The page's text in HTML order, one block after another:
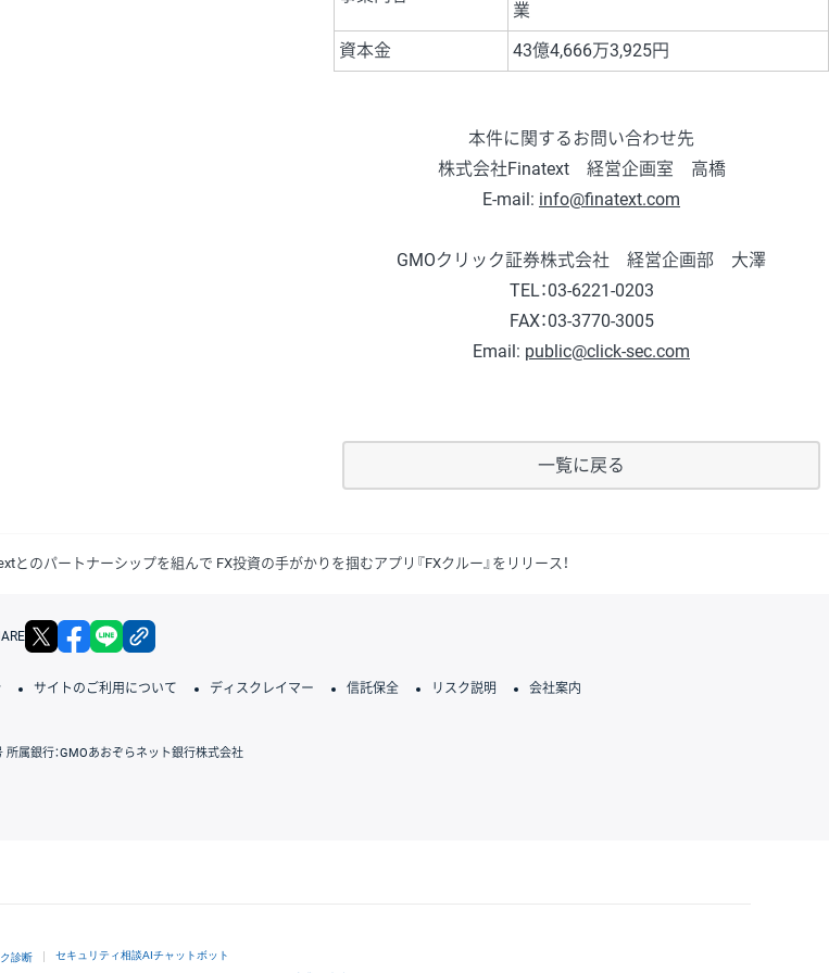
業
資本金
43億4,666万3,925円
本件に関するお問い合わせ先
株式会社Finatext 経営企画室 高橋
E-mail: info@finatext.com
GMOクリック証券株式会社 経営企画部 大澤
TEL：03-6221-0203
FAX：03-3770-3005
Email: public@click-sec.com
一覧に戻る
とのパートナーシップを組んで FX投資の手がかりを掴むアプリ『FXクルー』をリリース！
X facebook
サイトのご利用について ディスクレイマー 信託保全 リスク説明 会社案内
所属銀行：GMOあおぞらネット銀行株式会社
診断
セキュリティ相談AIチャットボット